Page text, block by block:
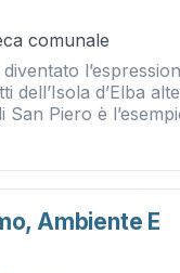
comunale
dell’Isola d’Elba
Piero è
Ambiente E